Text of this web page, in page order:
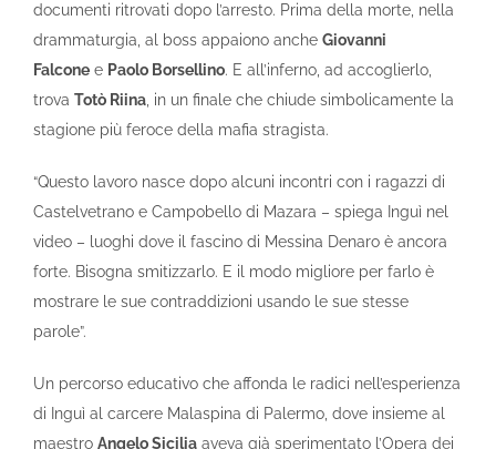
documenti ritrovati dopo l’arresto. Prima della morte, nella
drammaturgia, al boss appaiono anche Giovanni
Falcone e Paolo Borsellino. E all’inferno, ad accoglierlo,
trova Totò Riina, in un finale che chiude simbolicamente la
stagione più feroce della mafia stragista.
“Questo lavoro nasce dopo alcuni incontri con i ragazzi di
Castelvetrano e Campobello di Mazara – spiega Inguì nel
video – luoghi dove il fascino di Messina Denaro è ancora
forte. Bisogna smitizzarlo. E il modo migliore per farlo è
mostrare le sue contraddizioni usando le sue stesse
parole”.
Un percorso educativo che affonda le radici nell’esperienza
di Inguì al carcere Malaspina di Palermo, dove insieme al
maestro Angelo Sicilia aveva già sperimentato l’Opera dei